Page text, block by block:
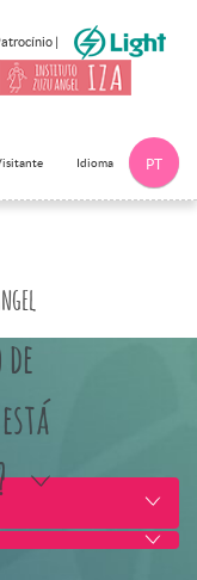
|
Idioma PT